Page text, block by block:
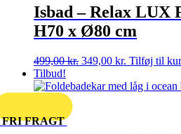
var:
1.095,00 kr..
er:
799,00 kr..
Isbad – Relax LUX
H70 x Ø80 cm
499,00kr. Den
pris
349,00 kr. Den
pris
Tilføj til
Tilbud!
FRAGT